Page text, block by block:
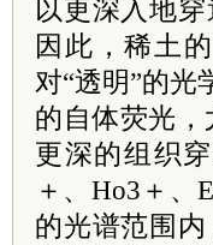
以更深入地
因此，稀土
对“透明”的
的自体荧光，
更深的组织
＋、Ho3＋、
的光谱范围